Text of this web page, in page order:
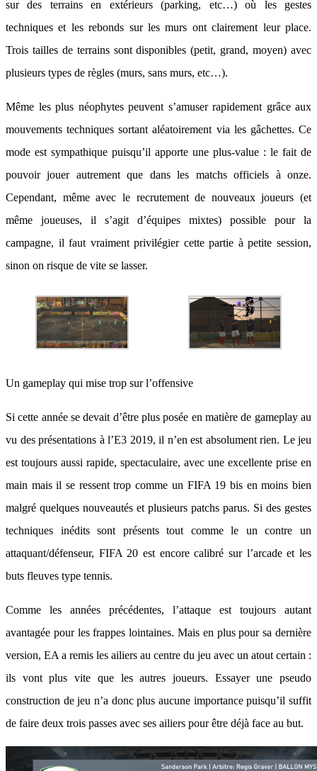
sur des terrains en extérieurs (parking, etc…) où les gestes
techniques et les rebonds sur les murs ont clairement leur place.
Trois tailles de terrains sont disponibles (petit, grand, moyen) avec
plusieurs types de règles (murs, sans murs, etc…).
Même les plus néophytes peuvent s’amuser rapidement grâce aux
mouvements techniques sortant aléatoirement via les gâchettes. Ce
mode est sympathique puisqu’il apporte une plus-value : le fait de
pouvoir jouer autrement que dans les matchs officiels à onze.
Cependant, même avec le recrutement de nouveaux joueurs (et
même joueuses, il s’agit d’équipes mixtes) possible pour la
campagne, il faut vraiment privilégier cette partie à petite session,
sinon on risque de vite se lasser.
Un gameplay qui mise trop sur l’offensive
Si cette année se devait d’être plus posée en matière de gameplay au
vu des présentations à l’E3 2019, il n’en est absolument rien. Le jeu
est toujours aussi rapide, spectaculaire, avec une excellente prise en
main mais il se ressent trop comme un FIFA 19 bis en moins bien
malgré quelques nouveautés et plusieurs patchs parus. Si des gestes
techniques inédits sont présents tout comme le un contre un
attaquant/défenseur, FIFA 20 est encore calibré sur l’arcade et les
buts fleuves type tennis.
Comme les années précédentes, l’attaque est toujours autant
avantagée pour les frappes lointaines. Mais en plus pour sa dernière
version, EA a remis les ailiers au centre du jeu avec un atout certain :
ils vont plus vite que les autres joueurs. Essayer une pseudo
construction de jeu n’a donc plus aucune importance puisqu’il suffit
de faire deux trois passes avec ses ailiers pour être déjà face au but.